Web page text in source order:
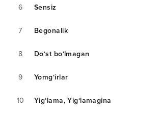
6 Sensiz
7 Begonalik
8 Do‘st bo‘lmagan
9 Yomg‘irlar
10 Yig‘lama, Yig‘lamagina